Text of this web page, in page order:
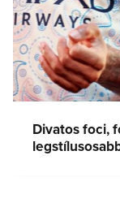
Divatos foci,